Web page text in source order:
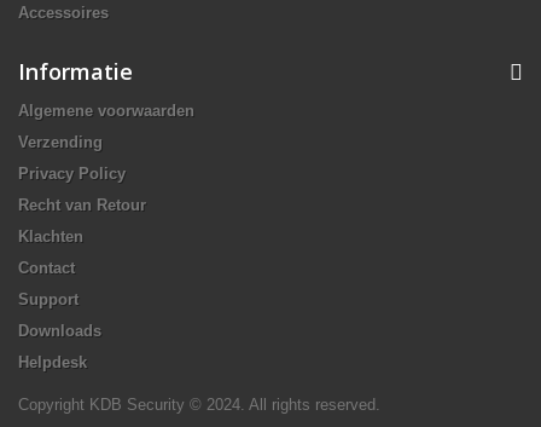
Accessoires
Informatie
Algemene voorwaarden
Verzending
Privacy Policy
Recht van Retour
Klachten
Contact
Support
Downloads
Helpdesk
Copyright KDB Security © 2024. All rights reserved.